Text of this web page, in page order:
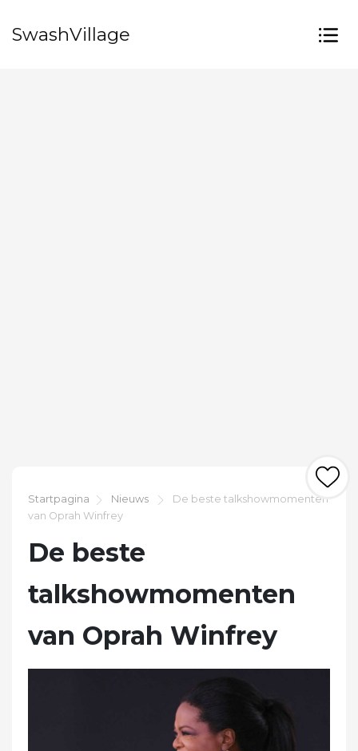
SwashVillage
Startpagina Nieuws
De beste talkshowmomenten
van Oprah Winfrey
De beste
talkshowmomenten
van Oprah Winfrey